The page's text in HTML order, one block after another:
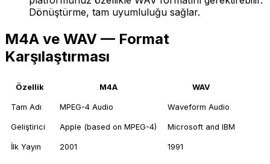
Dönüştürme, tam uyumluluğu sağlar.
M4A ve WAV — Format
Karşılaştırması
Özellik M4A WAV
Tam Adı MPEG-4 Audio Waveform Audio
Geliştirici Apple (based on MPEG-4) Microsoft and IBM
İlk Yayın 2001 1991